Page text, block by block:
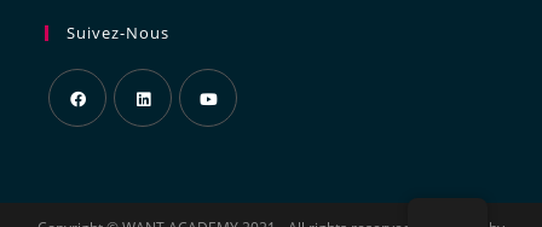
Suivez-Nous